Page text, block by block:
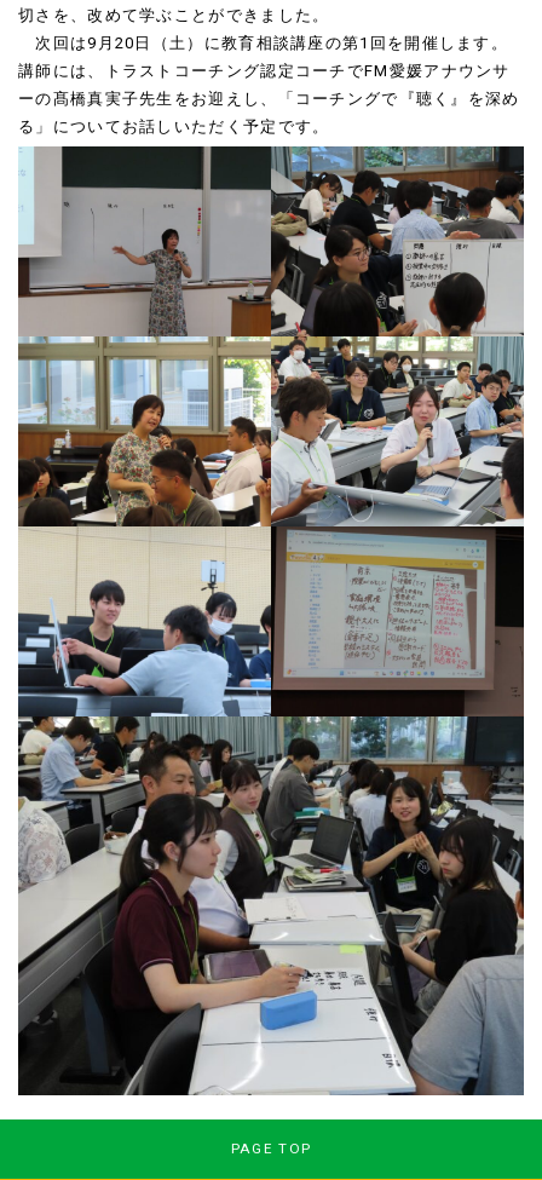
切さを、改めて学ぶことができました。
次回は9 月 20 日（土）に教育相談講座の第1 回を開催します。
講師には、トラストコーチング認定コーチでFM 愛媛アナウンサ
ーの髙橋真実子先生をお迎えし、「コーチングで『聴く』を深め
る」についてお話しいただく予定です。
PAGE TOP